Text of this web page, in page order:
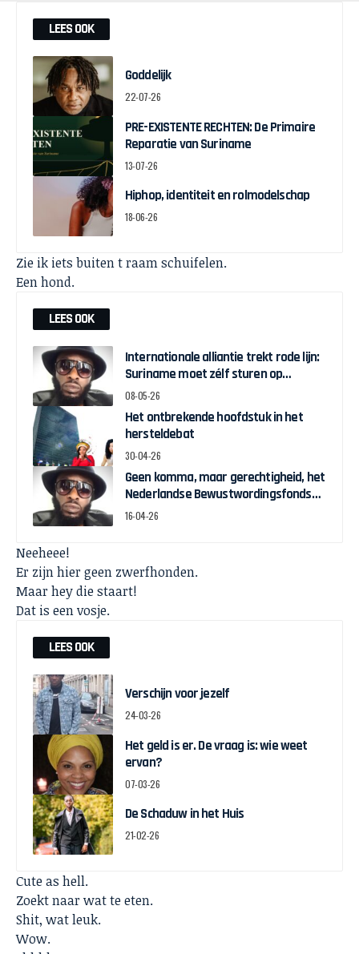
LEES OOK
Goddelijk
22-07-26
PRE-EXISTENTE RECHTEN: De Primaire
Reparatie van Suriname
13-07-26
Hiphop, identiteit en rolmodelschap
18-06-26
Zie ik iets buiten t raam schuifelen.
Een hond.
LEES OOK
Internationale alliantie trekt rode lijn:
Suriname moet zélf sturen op
herstelgelden
08-05-26
Het ontbrekende hoofdstuk in het
hersteldebat
30-04-26
Geen komma, maar gerechtigheid, het
Nederlandse Bewustwordingsfonds
en de strijd om zeggenschap
16-04-26
Neeheee!
Er zijn hier geen zwerfhonden.
Maar hey die staart!
Dat is een vosje.
LEES OOK
Verschijn voor jezelf
24-03-26
Het geld is er. De vraag is: wie weet
ervan?
07-03-26
De Schaduw in het Huis
21-02-26
Cute as hell.
Zoekt naar wat te eten.
Shit, wat leuk.
Wow.